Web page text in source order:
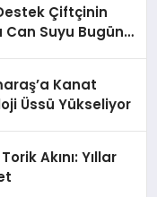
Çiftçinin
Can Suyu Bugün
Kanat
Üssü Yükseliyor
Akını: Yıllar